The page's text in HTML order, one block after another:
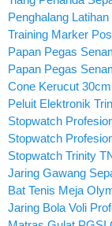
Penghalang
Training Marker
Papan Pegas
Papan Pegas
Cone Kerucut
Peluit Elektronik
Stopwatch
Stopwatch
Stopwatch Trinity
Jaring Gawang
Bat Tenis Meja
Jaring Bola Voli